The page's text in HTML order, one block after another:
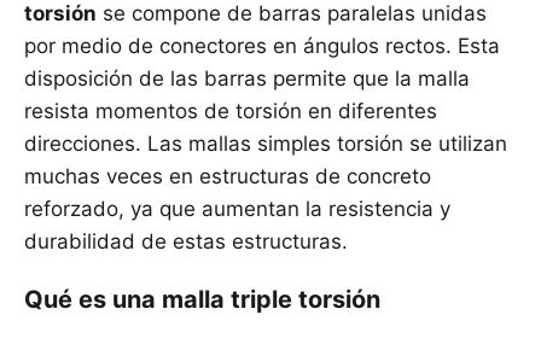
torsión se compone de barras paralelas unidas
por medio de conectores en ángulos rectos. Esta
disposición de las barras permite que la malla
resista momentos de torsión en diferentes
direcciones. Las mallas simples torsión se utilizan
muchas veces en estructuras de concreto
reforzado, ya que aumentan la resistencia y
durabilidad de estas estructuras.
Qué es una malla triple torsión